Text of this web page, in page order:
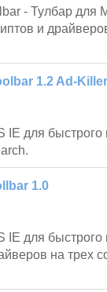
- Тулбар для
и
1.2 Ad-
IE для
1.0
IE для
на трех